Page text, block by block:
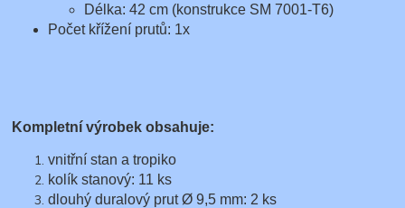
Délka: 42 cm (konstrukce SM 7001-T6)
Počet křížení prutů: 1x
Kompletní výrobek obsahuje:
vnitřní stan a tropiko
kolík stanový: 11 ks
dlouhý duralový prut Ø 9,5 mm: 2 ks